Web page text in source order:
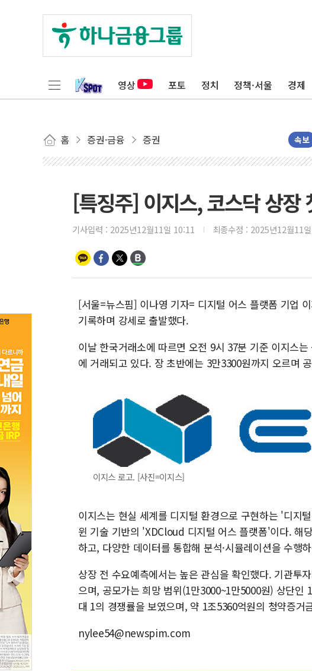
영상 포토 정치 정책·서울 경제
홈 증권·금융 증권 속보
[특징주] 이지스, 코스닥 상장
기사입력 : 2025년12월11일 10:11 최종수정 : 2025년12월11
[서울=뉴스핌] 이나영 기자= 디지털 어스 플랫폼 기업
기록하며 강세로 출발했다.
이날 한국거래소에 따르면 오전 9시 37분 기준 이지스
에 거래되고 있다. 장 초반에는 3만3300원까지 오르며
이지스 로고. [사진=이지스]
이지스는 현실 세계를 디지털 환경으로 구현하는 '디지
윈 기술 기반의 'XDCloud 디지털 어스 플랫폼'이다. 해
하고, 다양한 데이터를 통합해 분석·시뮬레이션을 수행
상장 전 수요예측에서는 높은 관심을 확인했다. 기관투
으며, 공모가는 희망 범위(1만3000~1만5000원) 상단
대 1의 경쟁률을 보였으며, 약 1조5360억원의 청약증거
nylee54@newspim.com